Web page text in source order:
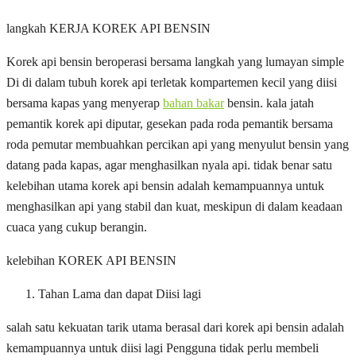
langkah KERJA KOREK API BENSIN
Korek api bensin beroperasi bersama langkah yang lumayan simple
Di di dalam tubuh korek api terletak kompartemen kecil yang diisi
bersama kapas yang menyerap bahan bakarbensin. kala jatah
pemantik korek api diputar, gesekan pada roda pemantik bersama
roda pemutar membuahkan percikan api yang menyulut bensin yang
datang pada kapas, agar menghasilkan nyala api. tidak benar satu
kelebihan utama korek api bensin adalah kemampuannya untuk
menghasilkan api yang stabil dan kuat, meskipun di dalam keadaan
cuaca yang cukup berangin.
kelebihan KOREK API BENSIN
Tahan Lama dan dapat Diisi lagi
salah satu kekuatan tarik utama berasal dari korek api bensin adalah
kemampuannya untuk diisi lagi Pengguna tidak perlu membeli